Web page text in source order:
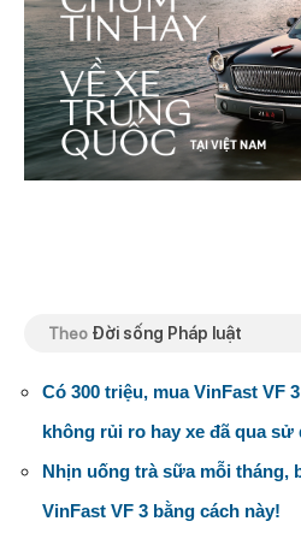
Theo Đời sống Pháp luật
Có 300 triệu, mua VinFast VF
không rủi ro hay xe đã qua
Nhịn uống trà sữa mỗi tháng,
VinFast VF 3 bằng cách này!